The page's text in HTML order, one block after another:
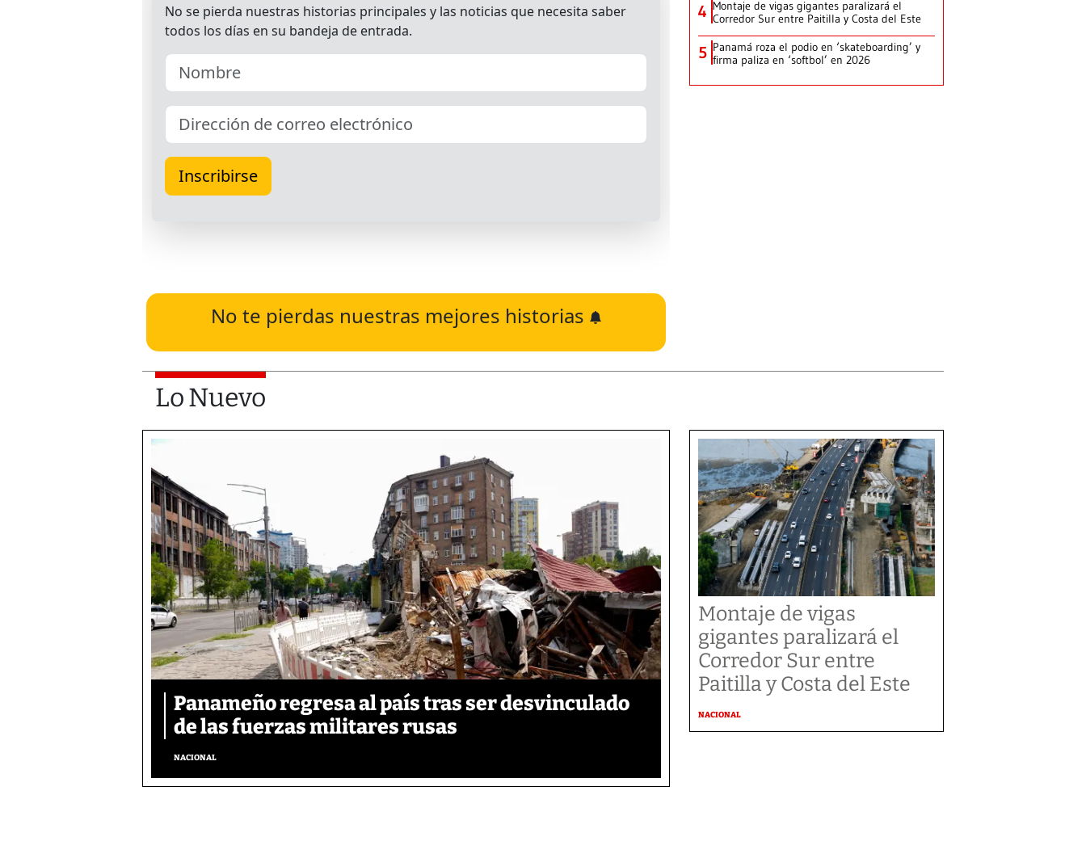
No te pierdas nuestras mejores historias
4 Montaje de vigas gigantes paralizará el
Corredor Sur entre Paitilla y Costa del Este
5 Panamá roza el podio en ‘skateboarding’ y
firma paliza en ‘softbol’ en 2026
Lo Nuevo
Panameño regresa al país tras ser desvinculado
de las fuerzas militares rusas
NACIONAL
Montaje de vigas
gigantes paralizará el
Corredor Sur entre
Paitilla y Costa del Este
NACIONAL